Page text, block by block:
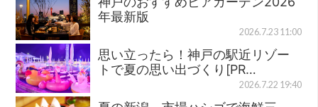
年最新版
2026.7.23 11:00
思い立ったら！神戸の駅近リゾー
トで夏の思い出づくり[PR…
2026.7.22 19:40